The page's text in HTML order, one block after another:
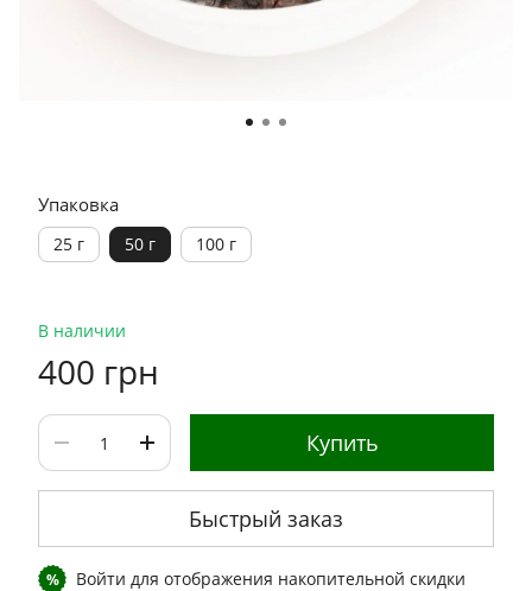
Упаковка
25 г 50 г 100 г
В наличии
400 грн
Купить
Быстрый заказ
% Войти для отображения накопительной скидки